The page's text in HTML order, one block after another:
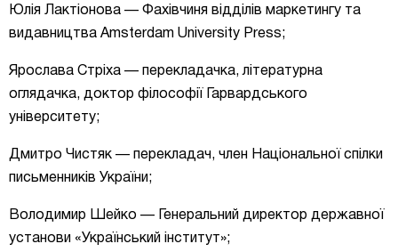
Юлія Лактіонова — Фахівчиня відділів маркетингу та
видавництва Amsterdam University Press;
Ярослава Стріха — перекладачка, літературна
оглядачка, доктор філософії Гарвардського
університету;
Дмитро Чистяк — перекладач, член Національної спілки
письменників України;
Володимир Шейко — Генеральний директор державної
установи «Український інститут»;